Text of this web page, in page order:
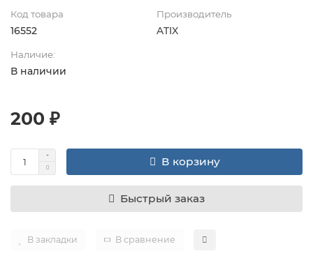
Код товара
16552
Производитель
ATIX
Наличие:
В наличии
200 ₽
В корзину
Быстрый заказ
В закладки В сравнение